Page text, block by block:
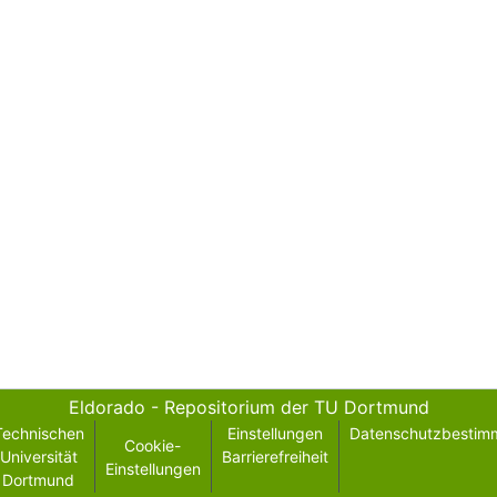
Eldorado - Repositorium der TU Dortmund
Universität
Dortmund
Cookie-
Einstellungen
Einstellungen
Barrierefreiheit